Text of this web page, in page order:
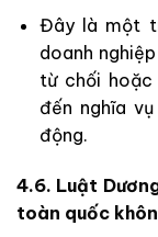
Đây là một
doanh
từ chối hoặc
đến nghĩa
động.
4.6. Luật
toàn quốc